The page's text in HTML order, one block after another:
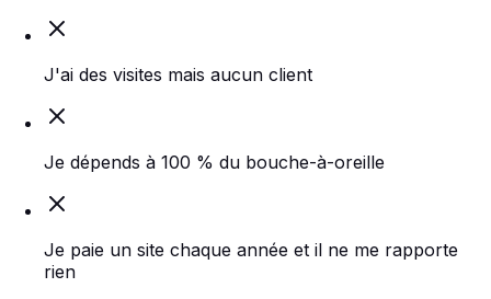
J'ai des visites mais aucun client
Je dépends à 100 % du bouche-à-oreille
Je paie un site chaque année et il ne me rapporte
rien